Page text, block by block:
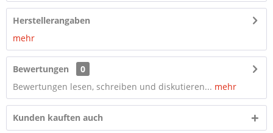
Herstellerangaben
mehr
Bewertungen
0
Bewertungen lesen, schreiben und diskutieren... mehr
Kunden kauften auch